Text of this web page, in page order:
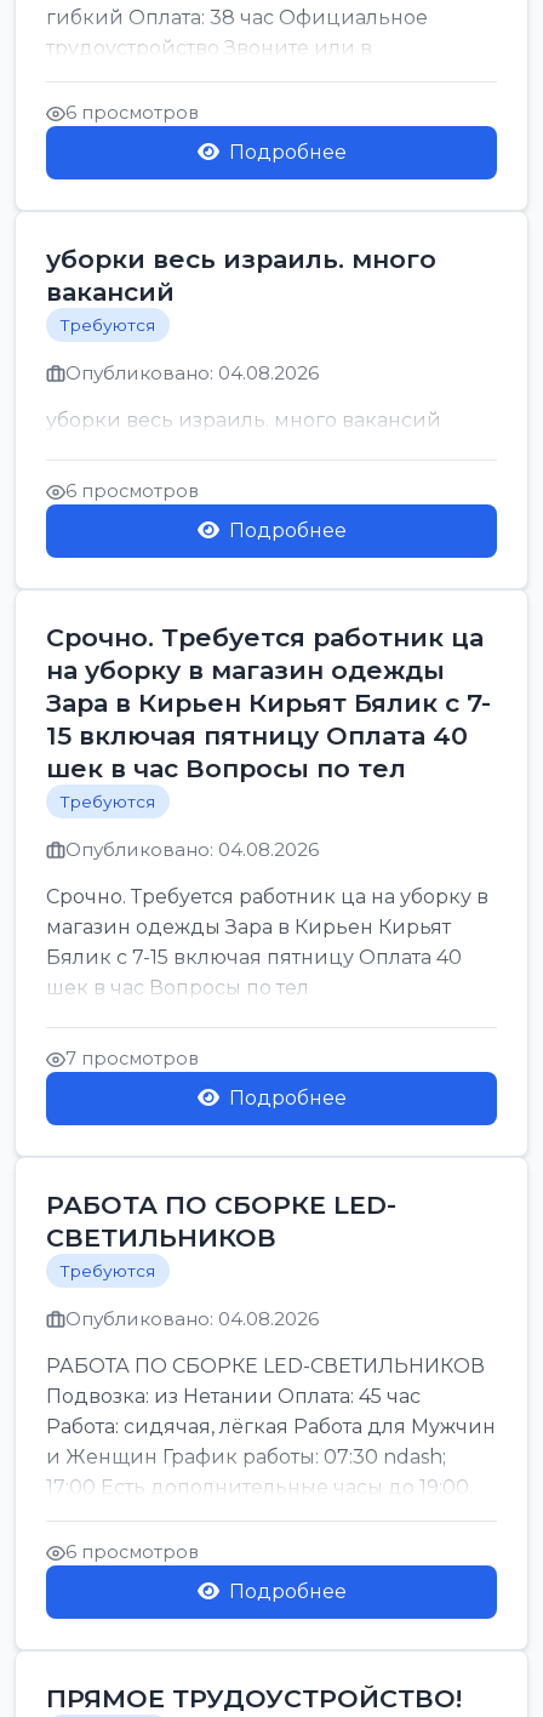
гибкий Оплата: 38 час Официальное
трудоустройство Звоните или в
6 просмотров
Подробнее
уборки весь израиль. много
вакансий
Требуются
Опубликовано: 04.08.2026
уборки весь израиль. много вакансий
6 просмотров
Подробнее
Срочно. Требуется работник ца
на уборку в магазин одежды
Зара в Кирьен Кирьят Бялик с 7-
15 включая пятницу Оплата 40
шек в час Вопросы по тел
Требуются
Опубликовано: 04.08.2026
Срочно. Требуется работник ца на уборку в
магазин одежды Зара в Кирьен Кирьят
Бялик с 7-15 включая пятницу Оплата 40
шек в час Вопросы по тел
7 просмотров
Подробнее
РАБОТА ПО СБОРКЕ LED-
СВЕТИЛЬНИКОВ
Требуются
Опубликовано: 04.08.2026
РАБОТА ПО СБОРКЕ LED-СВЕТИЛЬНИКОВ
Подвозка: из Нетании Оплата: 45 час
Работа: сидячая, лёгкая Работа для Мужчин
и Женщин График работы: 07:30 ndash;
17:00 Есть дополнительные часы до 19:00,
пятницы md...
6 просмотров
Подробнее
ПРЯМОЕ ТРУДОУСТРОЙСТВО!